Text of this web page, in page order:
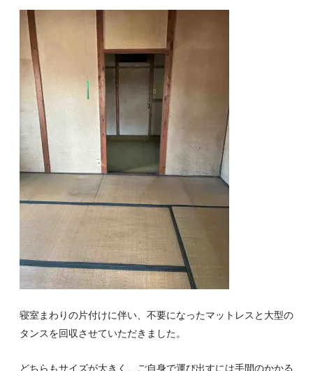
寝室まわりの片付けに伴い、不要になったマットレスと大型の
タンスを回収させていただきました。
どちらもサイズが大きく、ご自身で運び出すには手間のかかる